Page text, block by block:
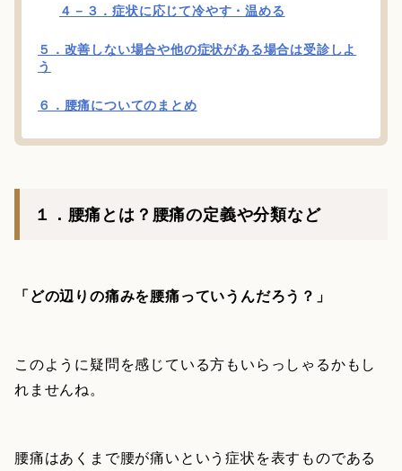
４－３．症状に応じて冷やす・温める
５．改善しない場合や他の症状がある場合は受診しよ
う
６．腰痛についてのまとめ
１．腰痛とは？腰痛の定義や分類など
「どの辺りの痛みを腰痛っていうんだろう？」
このように疑問を感じている方もいらっしゃるかもし
れませんね。
腰痛はあくまで腰が痛いという症状を表すものである